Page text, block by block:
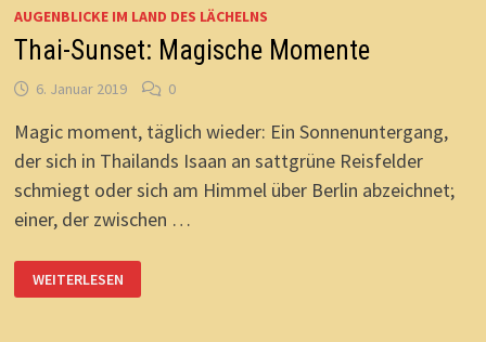
AUGENBLICKE IM LAND DES LÄCHELNS
Thai-Sunset: Magische Momente
6. Januar 2019 0
Magic moment, täglich wieder: Ein Sonnenuntergang,
der sich in Thailands Isaan an sattgrüne Reisfelder
schmiegt oder sich am Himmel über Berlin abzeichnet;
einer, der zwischen …
SUNSET:
MAGISCHE
WEITERLESEN